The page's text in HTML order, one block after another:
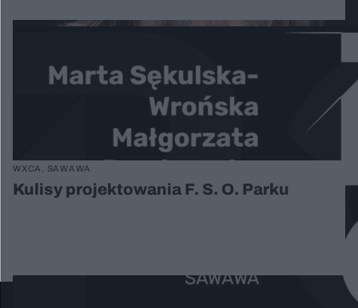
WXCA, SAWAWA
Kulisy projektowania F. S. O. Parku